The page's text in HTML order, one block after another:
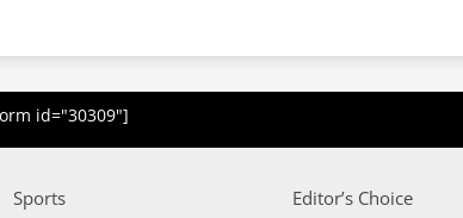
id="30309"]
Sports
Editor’s Choice